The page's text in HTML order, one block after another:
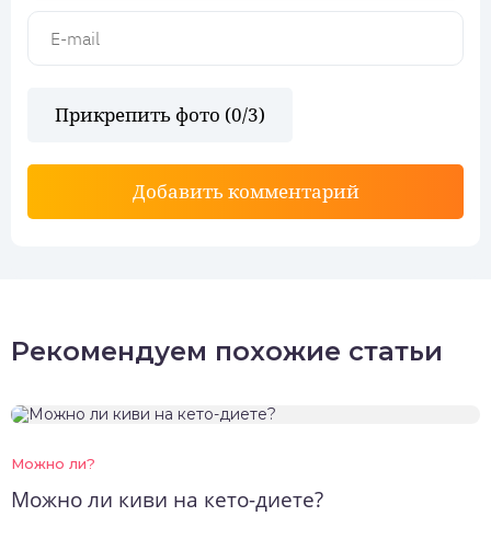
Прикрепить фото (0/3)
Добавить комментарий
Рекомендуем похожие статьи
Можно ли?
Можно ли киви на кето-диете?